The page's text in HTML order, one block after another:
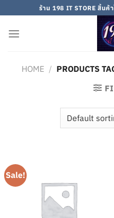
to
content
ร้าน 198 IT STORE สิ้นค้
HOME / PRODUCTS
Sale!